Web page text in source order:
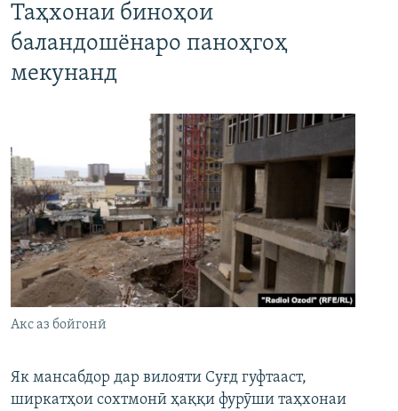
Таҳхонаи биноҳои
баландошёнаро паноҳгоҳ
мекунанд
Акс аз бойгонӣ
Як мансабдор дар вилояти Суғд гуфтааст,
ширкатҳои сохтмонӣ ҳаққи фурӯши таҳхонаи